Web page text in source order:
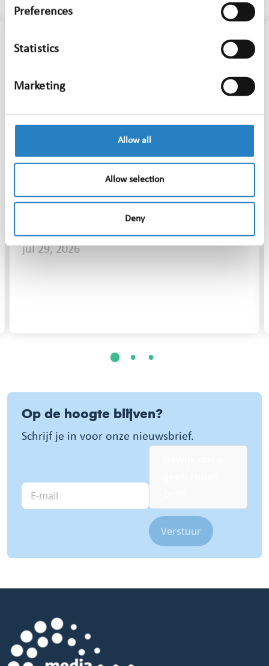
Preferences
Statistics
Marketing
Allow all
Allow selection
Deny
Meer WK wedstrijden, minder
nieuws. Hoe kan dat?
jul 29, 2026
1 2 3
Op de hoogte blijven?
Schrijf je in voor onze nieuwsbrief.
E-
mail